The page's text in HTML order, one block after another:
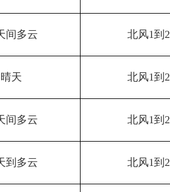
间多云 北风1到
晴天 北风1到
间多云 北风1到
到多云 北风1到